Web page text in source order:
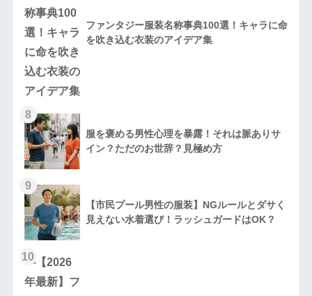
ファンタジー服装名称事典100選！キャラに命
を吹き込む衣装のアイデア集
8
服を褒める男性心理を暴露！それは脈ありサ
イン？ただのお世辞？見極め方
9
【市民プール男性の服装】NGルールとダサく
見えない水着選び！ラッシュガードはOK？
10